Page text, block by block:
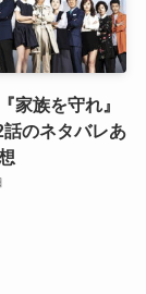
家族を守れ』
のネタバレあ